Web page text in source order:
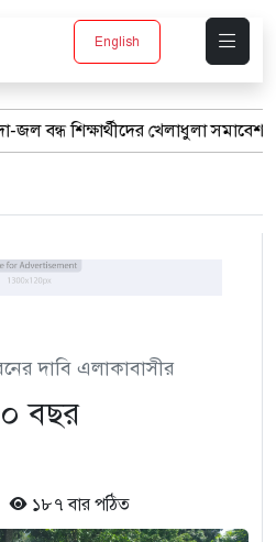
English
খেলাধুলা সমাবেশ বর্ষার
দাবি এলাকাবাসীর
বছর
১৮৭ বার পঠিত